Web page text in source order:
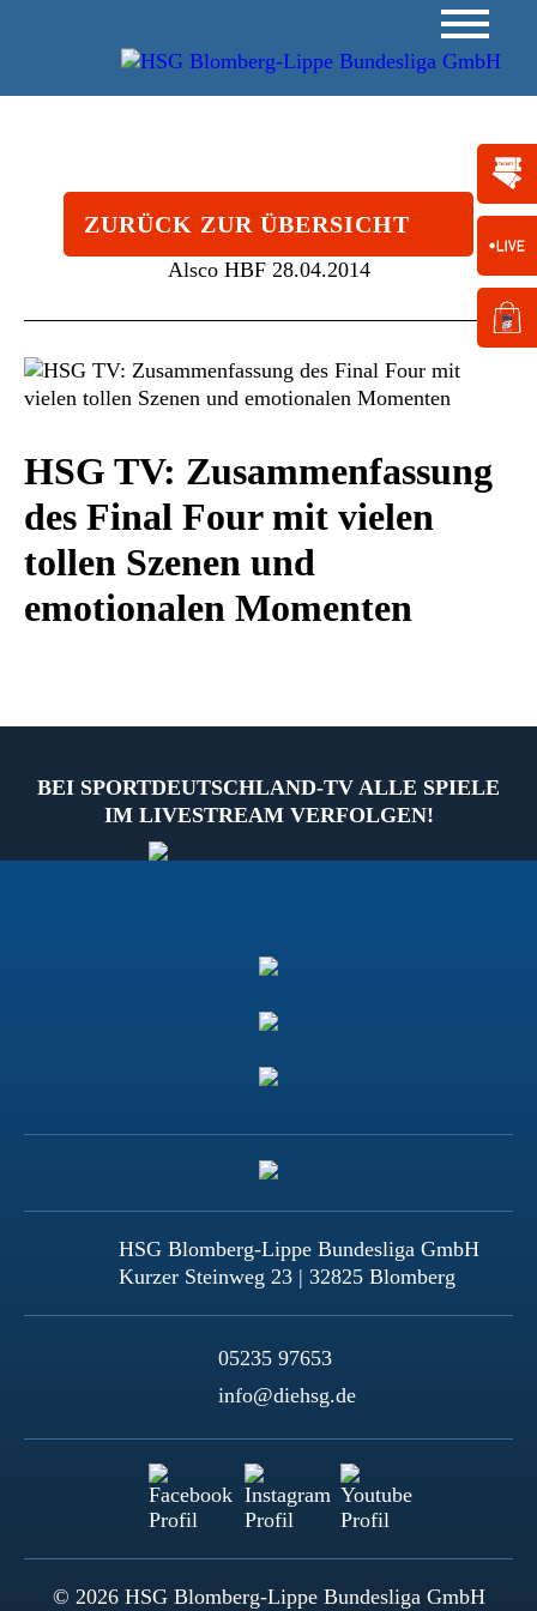
ZURÜCK ZUR ÜBERSICHT
Alsco HBF 28.04.2014
HSG TV: Zusammenfassung
des Final Four mit vielen
tollen Szenen und
emotionalen Momenten
BEI SPORTDEUTSCHLAND-TV ALLE SPIELE
IM LIVESTREAM VERFOLGEN!
HSG Blomberg-Lippe Bundesliga GmbH
Kurzer Steinweg 23 | 32825 Blomberg
05235 97653
info@diehsg.de
© 2026 HSG Blomberg-Lippe Bundesliga GmbH